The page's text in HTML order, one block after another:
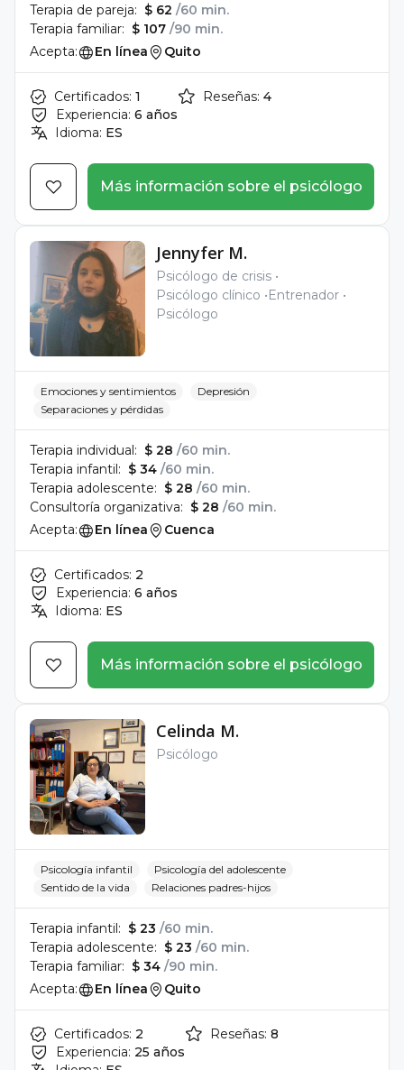
Terapia de pareja: $ 62 /60 min.
Terapia familiar: $ 107 /90 min.
Acepta:
En línea Quito
Certificados: 1
Experiencia: 6 años
Idioma: ES
Reseñas: 4
Más información sobre el psicólogo
Jennyfer M.
Psicólogo de crisis
Psicólogo clínico
Entrenador
Psicólogo
Emociones y sentimientos
Depresión
Separaciones y pérdidas
Terapia individual: $ 28 /60 min.
Terapia infantil: $ 34 /60 min.
Terapia adolescente: $ 28 /60 min.
Consultoría organizativa: $ 28 /60 min.
Acepta:
En línea Cuenca
Certificados: 2
Experiencia: 6 años
Idioma: ES
Más información sobre el psicólogo
Celinda M.
Psicólogo
Psicología infantil
Psicología del adolescente
Sentido de la vida
Relaciones padres-hijos
Terapia infantil: $ 23 /60 min.
Terapia adolescente: $ 23 /60 min.
Terapia familiar: $ 34 /90 min.
Acepta:
En línea Quito
Certificados: 2
Experiencia: 25 años
Reseñas: 8